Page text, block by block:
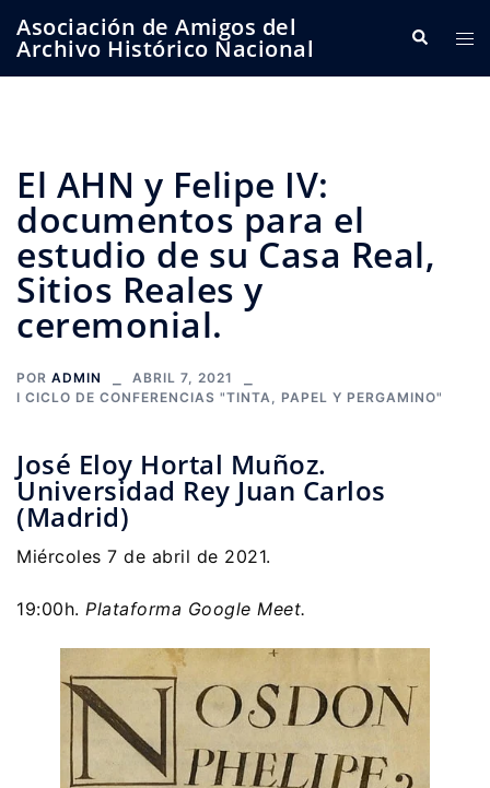
Asociación de Amigos del
Archivo Histórico Nacional Buscar
El AHN y Felipe IV:
documentos para el
estudio de su Casa Real,
Sitios Reales y
ceremonial.
POR ADMIN
ABRIL 7, 2021
I CICLO DE CONFERENCIAS "TINTA, PAPEL Y PERGAMINO"
José Eloy Hortal Muñoz.
Universidad Rey Juan Carlos
(Madrid)
Miércoles 7 de abril de 2021.
19:00h. Plataforma Google Meet.